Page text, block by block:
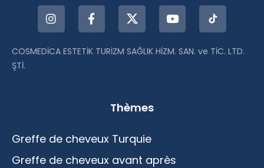
COSMEDİCA ESTETİK TURİZM SAĞLIK HİZM. SAN. ve TİC. LTD.
ŞTİ.
Thèmes
Greffe de cheveux Turquie
Greffe de cheveux avant après